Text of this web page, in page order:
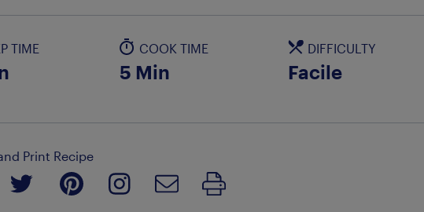
TIME COOK TIME
5 Min
DIFFICULTY
Facile
Print Recipe